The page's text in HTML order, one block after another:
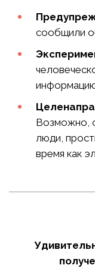
сообщили
Возможно,
люди,
время как